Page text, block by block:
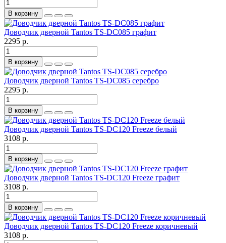
В корзину
Доводчик дверной Tantos TS-DC085 графит
2295 р.
В корзину
Доводчик дверной Tantos TS-DC085 серебро
2295 р.
В корзину
Доводчик дверной Tantos TS-DC120 Freeze белый
3108 р.
В корзину
Доводчик дверной Tantos TS-DC120 Freeze графит
3108 р.
В корзину
Доводчик дверной Tantos TS-DC120 Freeze коричневый
3108 р.